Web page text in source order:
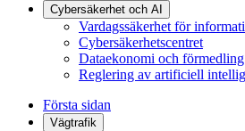
Cybersäkerhet och AI
Vardagssäkerhet för
Cybersäkerhetscentret
Dataekonomi och förmedling
Reglering av artificiell
Första sidan
Vägtrafik